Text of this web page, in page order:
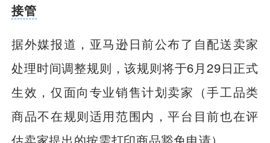
接管
据外媒报道，亚马逊日前公布了自配送卖家
处理时间调整规则，该规则将于6月29日正式
生效，仅面向专业销售计划卖家（手工品类
商品不在规则适用范围内，平台目前也在评